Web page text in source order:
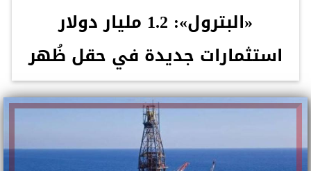
«البترول»: 1.2 مليار دولار
استثمارات جديدة في حقل ظُهر